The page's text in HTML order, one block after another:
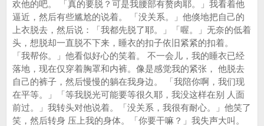
欢他的吧。 「真的要脱？可是我腰部有赘肉耶。」我看着他
逼近，然后有些尴尬的说着。 「没关系。」他倏地把自己的
上衣脱去，然后说：「我都先脱了耶。」「喔。」无奈的低着
头，想脱却一直脱不下来，睡衣的扣子依旧紧紧的扣着。
「我帮你。」他看似好心的笑着。 不一会儿，我的睡衣已经
落地，现在仅穿着胸罩和内裤。像是感觉我的紧张， 他脱去
自己的裤子，然后慢慢的躺在我身边。 「我陪你啊，我们现
在平等。」「等我脱光可能要等很久耶，我没这样在别 人面
前过。」我转头对他说着。「没关系，我很有耐心。」他笑了
笑，然后转身 压上我的身体。「你要干嘛？」我失声大叫。